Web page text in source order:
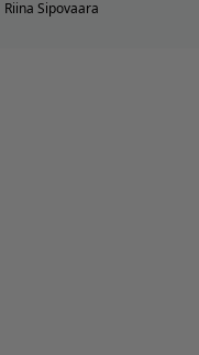
Riina Sipovaara